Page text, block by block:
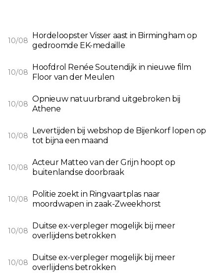
10/08
Hordeloopster Visser aast in Birmingham op
gedroomde EK-medaille
10/08
Hoofdrol Renée Soutendijk in nieuwe film
Floor van der Meulen
10/08
Opnieuw natuurbrand uitgebroken bij
Athene
10/08
Levertijden bij webshop de Bijenkorf lopen op
tot bijna een maand
10/08
Acteur Matteo van der Grijn hoopt op
buitenlandse doorbraak
10/08
Politie zoekt in Ringvaartplas naar
moordwapen in zaak-Zweekhorst
10/08
Duitse ex-verpleger mogelijk bij meer
overlijdens betrokken
10/08
Duitse ex-verpleger mogelijk bij meer
overlijdens betrokken